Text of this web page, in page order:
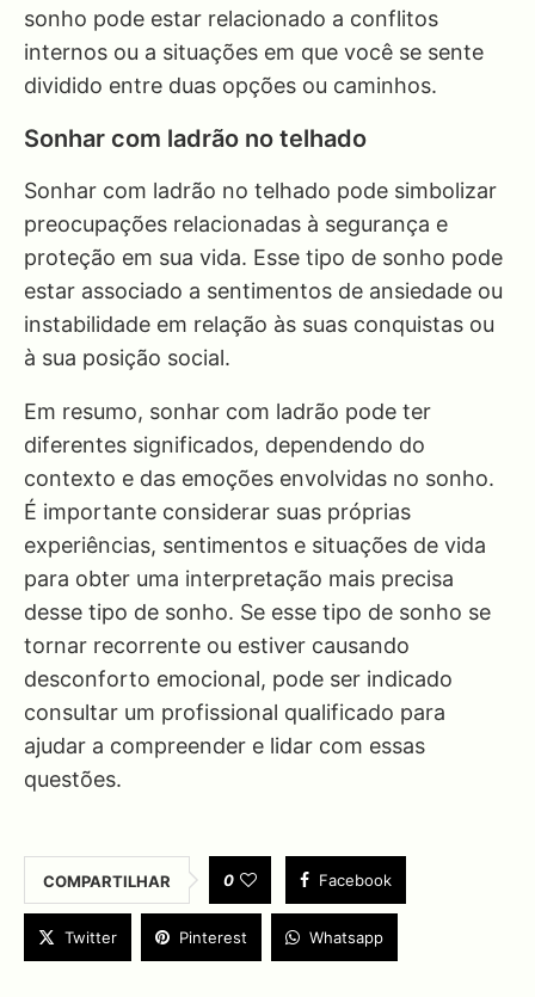
sonho pode estar relacionado a conflitos
internos ou a situações em que você se sente
dividido entre duas opções ou caminhos.
Sonhar com ladrão no telhado
Sonhar com ladrão no telhado pode simbolizar
preocupações relacionadas à segurança e
proteção em sua vida. Esse tipo de sonho pode
estar associado a sentimentos de ansiedade ou
instabilidade em relação às suas conquistas ou
à sua posição social.
Em resumo, sonhar com ladrão pode ter
diferentes significados, dependendo do
contexto e das emoções envolvidas no sonho.
É importante considerar suas próprias
experiências, sentimentos e situações de vida
para obter uma interpretação mais precisa
desse tipo de sonho. Se esse tipo de sonho se
tornar recorrente ou estiver causando
desconforto emocional, pode ser indicado
consultar um profissional qualificado para
ajudar a compreender e lidar com essas
questões.
COMPARTILHAR 0 Facebook
Twitter Pinterest Whatsapp